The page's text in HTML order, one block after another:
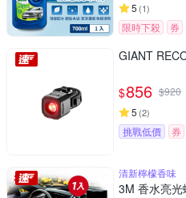
5 (1)
限時下殺 券
GIANT
$856 $920
5 (2)
挑戰低價 券
清新檸檬香味
3M 香水亮